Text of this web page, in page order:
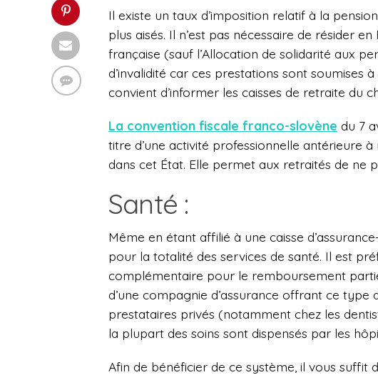
Il existe un taux d’imposition relatif à la
plus aisés. Il n’est pas nécessaire de résider
française (sauf l’Allocation de solidarité aux
d’invalidité car ces prestations sont soumises
convient d’informer les caisses de retraite du
La convention fiscale franco-slovène du 7
titre d’une activité professionnelle antérieure
dans cet État. Elle permet aux retraités de ne
Santé :
Même en étant affilié à une caisse
pour la totalité des services de santé. Il est
complémentaire pour le remboursement
d’une compagnie d’assurance offrant ce
prestataires privés (notamment chez les
la plupart des soins sont dispensés par les
Afin de bénéficier de ce système, il vous suffit